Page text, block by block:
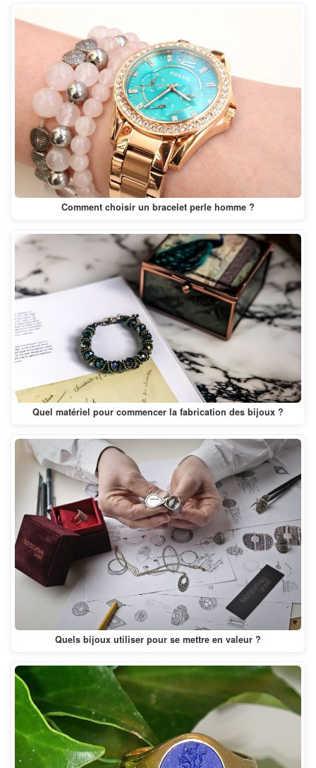
Comment choisir un bracelet perle homme ?
Quel matériel pour commencer la fabrication des bijoux ?
Quels bijoux utiliser pour se mettre en valeur ?